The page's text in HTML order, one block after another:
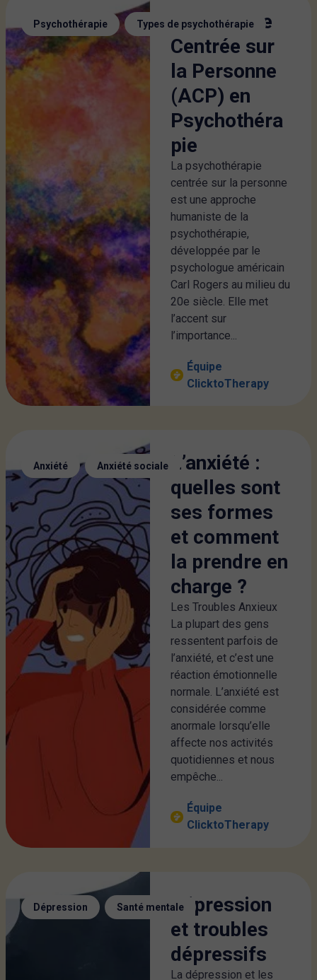
Psychothérapie , Types de psychothérapie
L’Approche
Centrée sur
la Personne
(ACP) en
Psychothéra
pie
La psychothérapie
centrée sur la personne
est une approche
humaniste de la
psychothérapie,
développée par le
psychologue américain
Carl Rogers au milieu du
20e siècle. Elle met
l’accent sur
l’importance...
Équipe
ClicktoTherapy
Anxiété , Anxiété sociale
L’anxiété :
quelles sont
ses formes
et comment
la prendre en
charge ?
Les Troubles Anxieux
La plupart des gens
ressentent parfois de
l’anxiété, et c’est une
réaction émotionnelle
normale. L’anxiété est
considérée comme
anormale lorsqu’elle
affecte nos activités
quotidiennes et nous
empêche...
Équipe
ClicktoTherapy
Dépression , Santé mentaleDépression
et troubles
dépressifs
La dépression et les